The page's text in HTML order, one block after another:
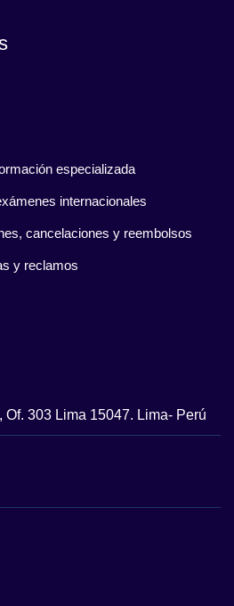
especializada
internacionales
cancelaciones y reembolsos
y reclamos
Of. 303 Lima 15047. Lima- Perú